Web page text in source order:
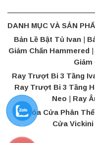
DANH MỤC VÀ SẢN
Bản Lề Bật Tủ Ivan
Giảm Chấn Hammered
Giảm
Ray Trượt Bi 3 Tầng
Ray Trượt Bi 3 Tầng
Neo
Ray
Ổ Khóa Cửa Phân
Cửa Vickini